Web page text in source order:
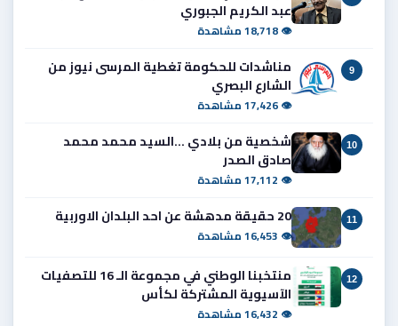
عبد الكريم الجبوري
👁 18,718 مشاهدة
9
مناشدات للحكومة تغطية المرسى نيوز من
الشارع البصري
👁 17,426 مشاهدة
10
شخصية من بلادي ...السيد محمد محمد
صادق الصدر
👁 17,112 مشاهدة
11 20 حقيقة مدهشة عن احد البلدان الاوربية
👁 16,453 مشاهدة
12
منتخبنا الوطني في مجموعة الـ 16 للتصفيات
الآسيوية المشتركة لكأس
👁 16,432 مشاهدة